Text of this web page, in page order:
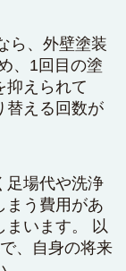
ら、外壁塗装
、1回目の塗
抑えられて
替える回数が
足場代や洗浄
まう費用があ
まいます。 以
、自身の将来